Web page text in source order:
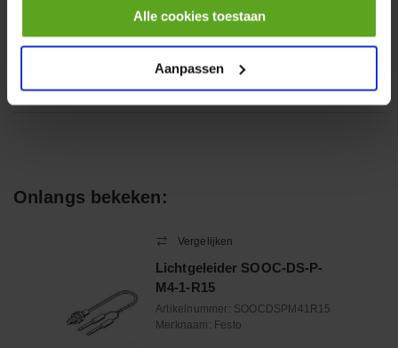
Alle cookies toestaan
Aanpassen
Toon alle accessoires
4van9zichtbaar
Onlangs bekeken:
Vergelijken
Lichtgeleider SOOC-DS-P-
M4-1-R15
Artikelnummer: SOOCDSPM41R15
Merknaam: Festo